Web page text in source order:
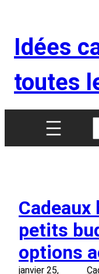
contenu
Idées
toutes
petits
options
janvier 25,